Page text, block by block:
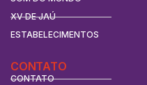
XV DE JAÚ
ESTABELECIMENTOS
CONTATO
CONTATO